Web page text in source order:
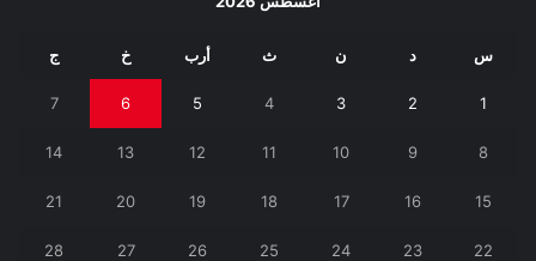
س د ن ث أرب خ ج
1
2
3
4
5
6
7
8
9
10
11
12
13
14
15
16
17
18
19
20
21
22
23
24
25
26
27
28